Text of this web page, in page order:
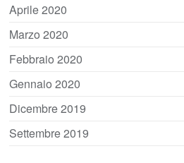
Aprile 2020
Marzo 2020
Febbraio 2020
Gennaio 2020
Dicembre 2019
Settembre 2019